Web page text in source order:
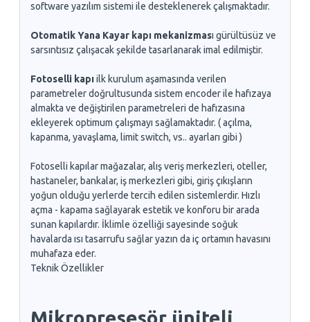
software yazılım sistemi ile desteklenerek çalışmaktadır.
Otomatik Yana Kayar kapı mekanizması gürültüsüz ve
sarsıntısız çalışacak şekilde tasarlanarak imal edilmiştir.
Fotoselli kapıilk kurulum aşamasında verilen
parametreler doğrultusunda sistem encoder ile hafızaya
almakta ve değiştirilen parametreleri de hafızasına
ekleyerek optimum çalışmayı sağlamaktadır. ( açılma,
kapanma, yavaşlama, limit switch, vs.. ayarları gibi )
Fotoselli kapılar mağazalar, alış veriş merkezleri, oteller,
hastaneler, bankalar, iş merkezleri gibi, giriş çıkışların
yoğun olduğu yerlerde tercih edilen sistemlerdir. Hızlı
açma - kapama sağlayarak estetik ve konforu bir arada
sunan kapılardır. İklimle özelliği sayesinde soğuk
havalarda ısı tasarrufu sağlar yazın da iç ortamın havasını
muhafaza eder.
Teknik Özellikler
Mikropresesör üniteli